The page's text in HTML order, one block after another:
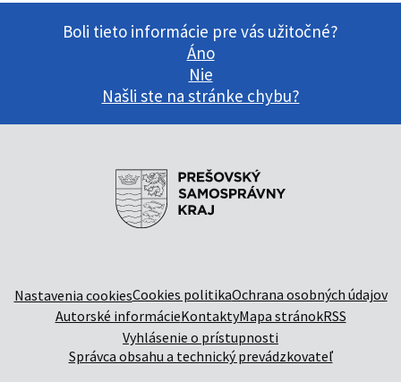
Boli tieto informácie pre vás užitočné?
Áno
Nie
Našli ste na stránke chybu?
Nastavenia cookiesCookies politikaOchrana osobných údajov
Autorské informácieKontaktyMapa stránokRSS
Vyhlásenie o prístupnosti
Správca obsahu a technický prevádzkovateľ